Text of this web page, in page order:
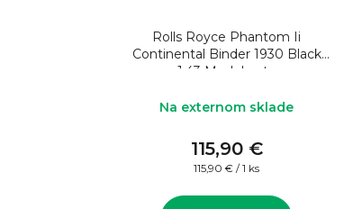
Rolls Royce Phantom Ii
Continental Binder 1930 Black
1:43 Model auta
Na externom sklade
115,90 €
Jednotková
115,90 € / 1 ks